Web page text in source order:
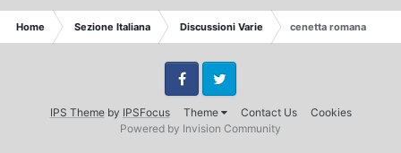
Home Sezione Italiana Discussioni Varie cenetta romana
IPS Themeby IPSFocus Theme Contact Us Cookies
FacebookTwitter
Powered by Invision Community